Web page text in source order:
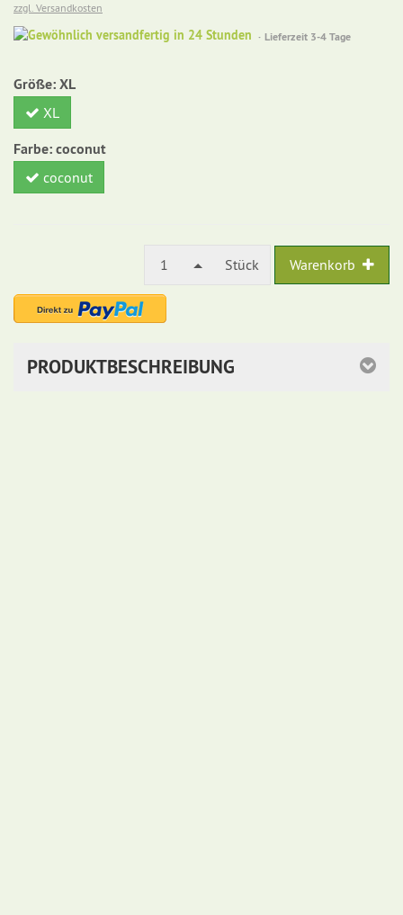
zzgl. Versandkosten
Gewöhnlich
Lieferzeit 3-4 Tage
Größe:XL
XL
Farbe:coconut
coconut
1 Stück Warenkorb
PRODUKTBESCHREIBUNG